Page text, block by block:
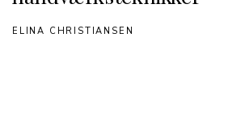
ELINA CHRISTIANSEN